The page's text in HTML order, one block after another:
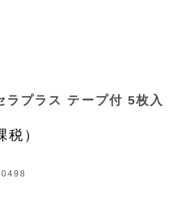
ラプラス テープ付 5枚入